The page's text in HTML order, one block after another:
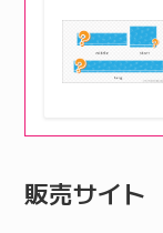
販売サイト